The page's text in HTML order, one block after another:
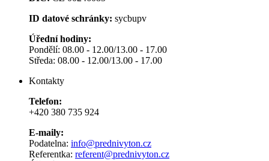
ID datové schránky: sycbupv
Úřední hodiny:
Pondělí: 08.00 - 12.00/13.00 - 17.00
Středa: 08.00 - 12.00/13.00 - 17.00
Kontakty
Telefon:
+420 380 735 924
E-maily:
Podatelna: info@prednivyton.cz
Referentka: referent@prednivyton.cz